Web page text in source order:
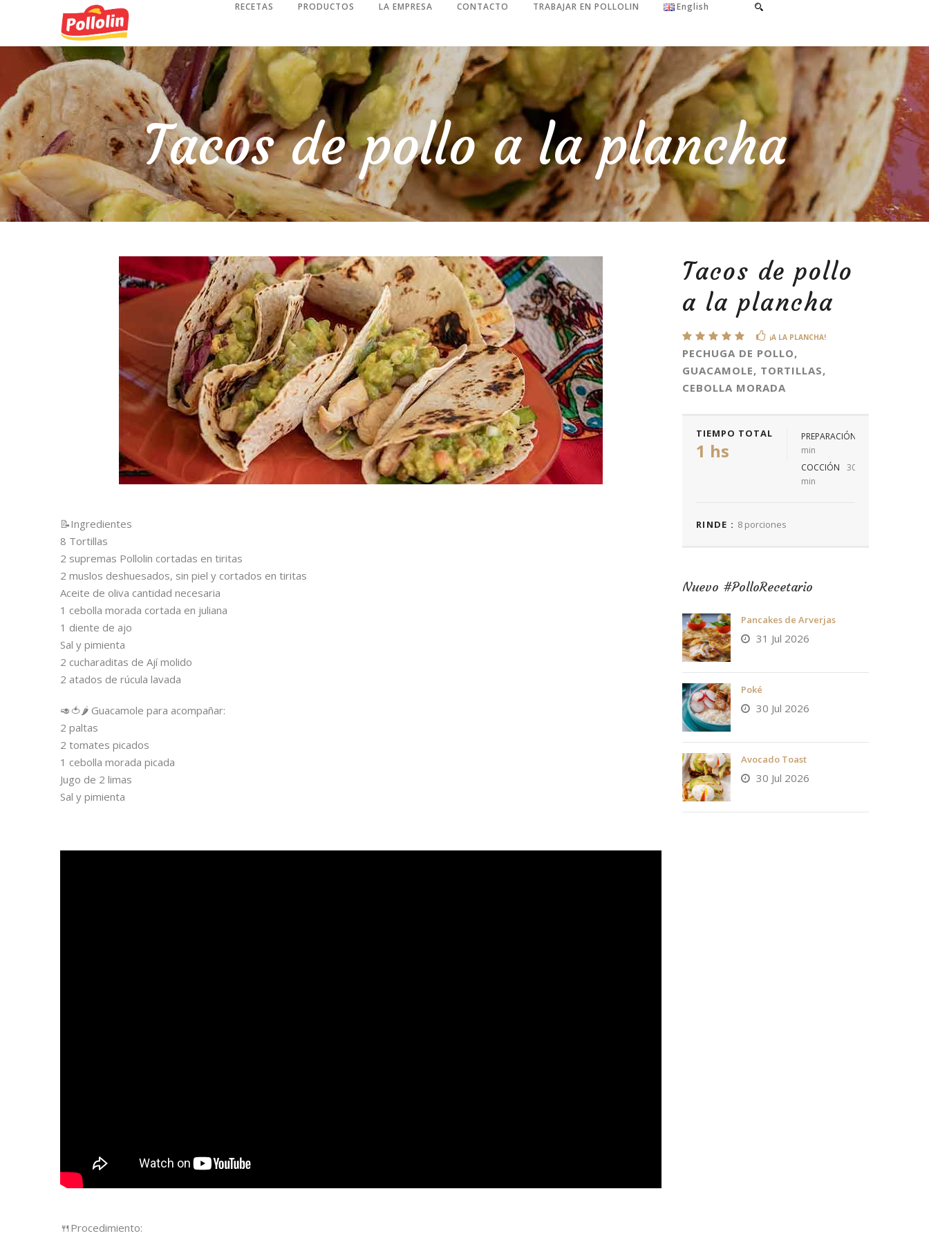
RECETAS PRODUCTOS LA EMPRESA CONTACTO TRABAJAR EN POLLOLIN English
Tacos de pollo a la plancha
Tacos de pollo
a la plancha
¡A LA PLANCHA!
PECHUGA DE POLLO,
GUACAMOLE, TORTILLAS,
CEBOLLA MORADA
TIEMPO TOTAL
1 hs
PREPARACIÓN
min
COCCIÓN
30
min
RINDE : 8 porciones
Nuevo #PolloRecetario
Pancakes de Arverjas
31 Jul 2026
Poké
30 Jul 2026
Avocado Toast
30 Jul 2026
📝Ingredientes
8 Tortillas
2 supremas Pollolin cortadas en tiritas
2 muslos deshuesados, sin piel y cortados en tiritas
Aceite de oliva cantidad necesaria
1 cebolla morada cortada en juliana
1 diente de ajo
Sal y pimienta
2 cucharaditas de Ají molido
2 atados de rúcula lavada
🥑 🍅 🌶 Guacamole para acompañar:
2 paltas
2 tomates picados
1 cebolla morada picada
Jugo de 2 limas
Sal y pimienta
🍴 Procedimiento: